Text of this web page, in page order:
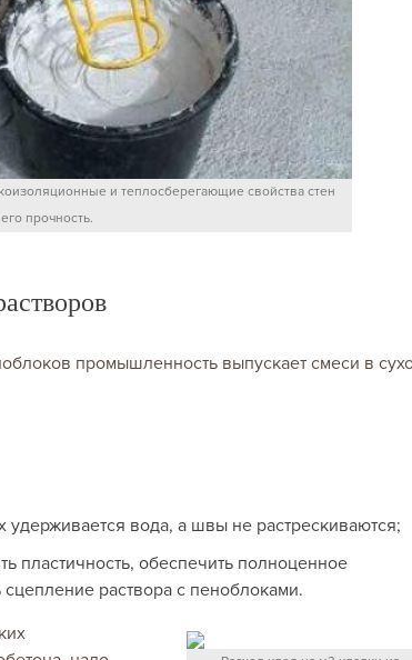
и теплосберегающие свойства стен
прочность.
промышленность выпускает смеси в
вода, а швы не растрескиваются;
пластичность, обеспечить полноценное
раствора с пеноблоками.